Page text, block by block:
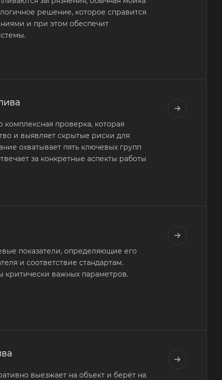
решение, которое справится
и при этом обеспечит
проверка, которая
и выявляет скрытые риски для
охватывает пять ключевых групп
за конкретные аспекты работы
показатели, определяющие его
и соответствие стандартам.
критически важных параметров.
выезжает на объект и берёт на